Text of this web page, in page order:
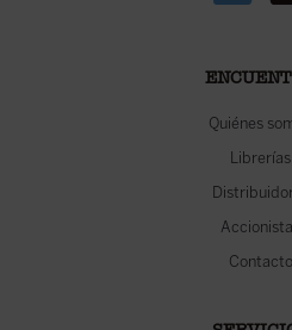
Quiénes
Librerías
Contacto